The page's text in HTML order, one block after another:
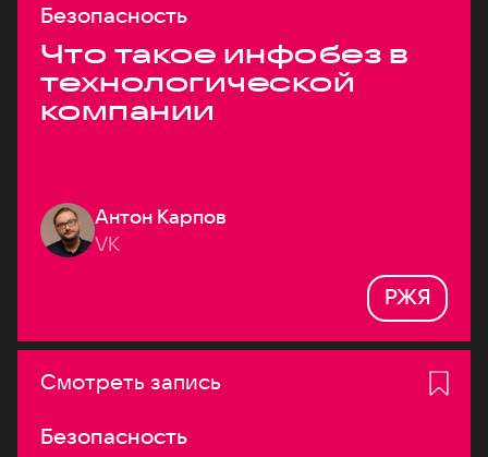
Безопасность
Что такое инфобез в
технологической
компании
Антон Карпов
VK
РЖЯ
Смотреть запись
Безопасность